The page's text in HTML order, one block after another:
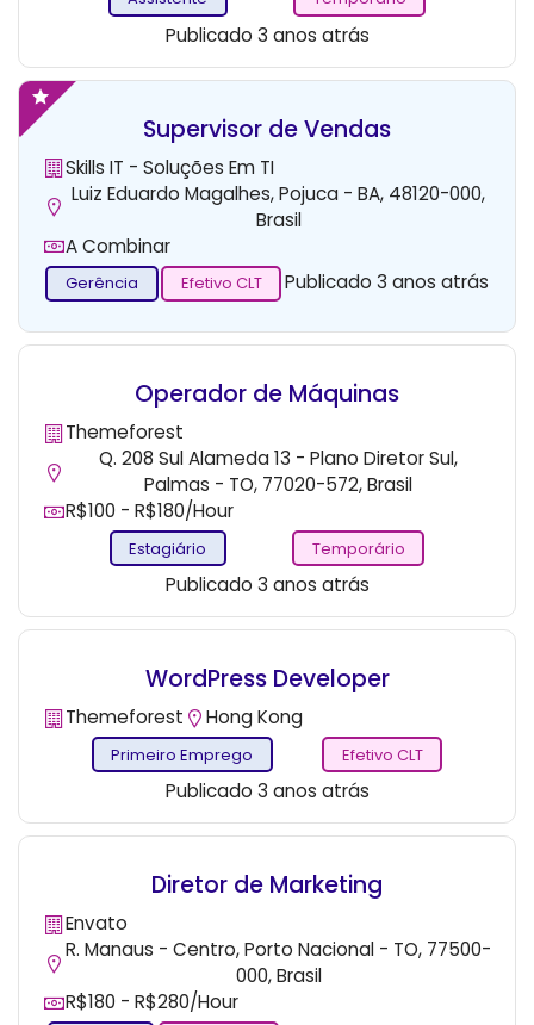
Publicado 3 anos atrás
Supervisor de Vendas
Skills IT - Soluções Em TI
Luiz Eduardo Magalhes, Pojuca - BA, 48120-000,
Brasil
A Combinar
Gerência Efetivo CLT Publicado 3 anos atrás
Operador de Máquinas
Themeforest
Q. 208 Sul Alameda 13 - Plano Diretor Sul,
Palmas - TO, 77020-572, Brasil
R$100 - R$180/hour
Estagiário Temporário
Publicado 3 anos atrás
WordPress Developer
Themeforest Hong Kong
Primeiro Emprego Efetivo CLT
Publicado 3 anos atrás
Diretor de Marketing
Envato
R. Manaus - Centro, Porto Nacional - TO, 77500-
000, Brasil
R$180 - R$280/hour